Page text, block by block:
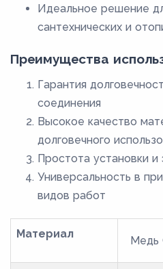
Идеальное решение
сантехнических и
Преимущества
Гарантия
соединения
Высокое качество
долговечного
Простота установки и
Универсальность в
видов работ
Материал
Медь